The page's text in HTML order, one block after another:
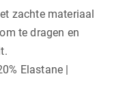
zachte materiaal
te dragen en
Elastane |